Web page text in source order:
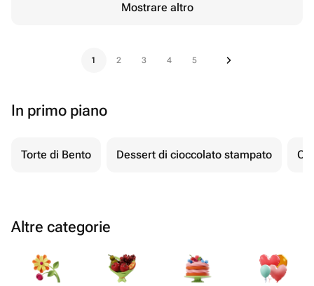
Mostrare altro
1 2 3 4 5
In primo piano
Torte di Bento Dessert di cioccolato stampato
Altre categorie